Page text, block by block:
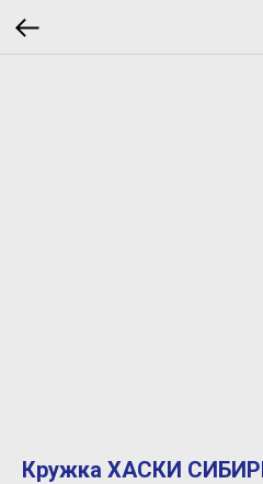
Кружка ХАСКИ